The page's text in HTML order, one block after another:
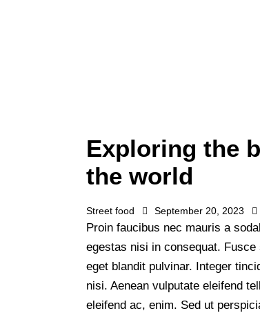
Exploring the
the world
Street food September 20, 2023
Proin faucibus nec mauris a
egestas nisi in consequat.
eget blandit pulvinar. Integer
nisi. Aenean vulputate eleifend
eleifend ac, enim. Sed ut